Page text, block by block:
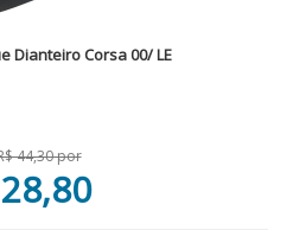
Dianteiro Corsa 00/ LE
44,30 por
28,80